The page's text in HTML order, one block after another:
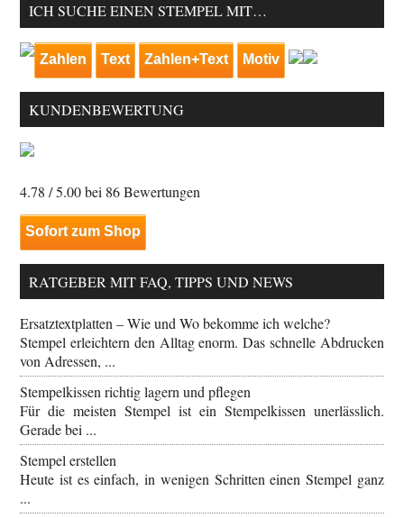
ICH SUCHE EINEN STEMPEL MIT…
Zahlen Text Zahlen+Text Motiv
KUNDENBEWERTUNG
4.78 / 5.00 bei 86Bewertungen
Sofort zum Shop
RATGEBER MIT FAQ, TIPPS UND NEWS
Ersatztextplatten – Wie und Wo bekomme ich welche?
Stempel erleichtern den Alltag enorm. Das schnelle Abdrucken
von Adressen, ...
Stempelkissen richtig lagern und pflegen
Für die meisten Stempel ist ein Stempelkissen unerlässlich.
Gerade bei ...
Stempel erstellen
Heute ist es einfach, in wenigen Schritten einen Stempel ganz
...